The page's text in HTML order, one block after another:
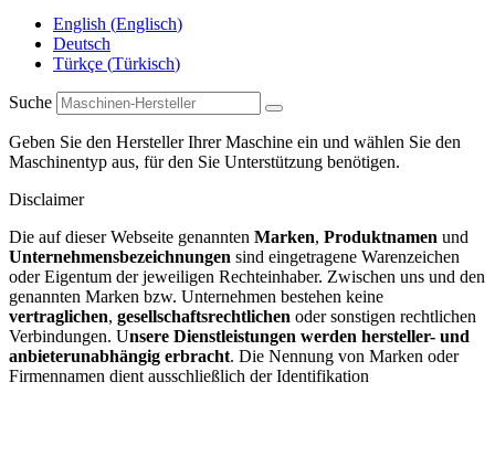
English (Englisch)
Deutsch
Türkçe (Türkisch)
Suche
Geben Sie den Hersteller Ihrer Maschine ein und wählen Sie den
Maschinentyp aus, für den Sie Unterstützung benötigen.
Disclaimer
Die auf dieser Webseite genannten Marken, Produktnamen und
Unternehmensbezeichnungen sind eingetragene Warenzeichen
oder Eigentum der jeweiligen Rechteinhaber. Zwischen uns und den
genannten Marken bzw. Unternehmen bestehen keine
vertraglichen, gesellschaftsrechtlichen oder sonstigen rechtlichen
Verbindungen. Unsere Dienstleistungen werden hersteller- und
anbieterunabhängig erbracht. Die Nennung von Marken oder
Firmennamen dient ausschließlich der Identifikation